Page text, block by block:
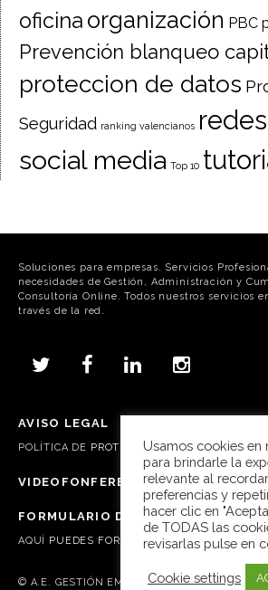
oficina organización PBC
Prevención blanqueo
proteccion de datos
Seguridad ranking valencianos
social media Top 10
Soluciones para empresas. Servicios
necesidades de Gestión, Administración y
Consultoría Online. Todos nuestros servicios
través de la red.
AVISO LEGAL
POLÍTICA DE PROTECCIÓN DE DATOS,
VIDEOFONFERENCIA SKYPE
FORMULARIO DE CONTACTO
AQUÍ PUEDES FORMULAR TUS CONSULTAS Y
© A.E. GESTIÓN EMPRESARIAL, S.L.U.
Usamos cookies en
para brindarle la
relevante al
preferencias y
hacer clic en
de TODAS las
revisarlas pulse en
Cookie settings